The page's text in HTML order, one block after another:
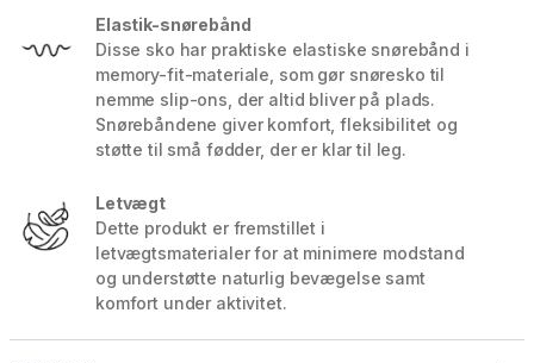
Elastik-snørebånd
Disse sko har praktiske elastiske snørebånd i
memory-fit-materiale, som gør snøresko til
nemme slip-ons, der altid bliver på plads.
Snørebåndene giver komfort, fleksibilitet og
støtte til små fødder, der er klar til leg.
Letvægt
Dette produkt er fremstillet i
letvægtsmaterialer for at minimere modstand
og understøtte naturlig bevægelse samt
komfort under aktivitet.